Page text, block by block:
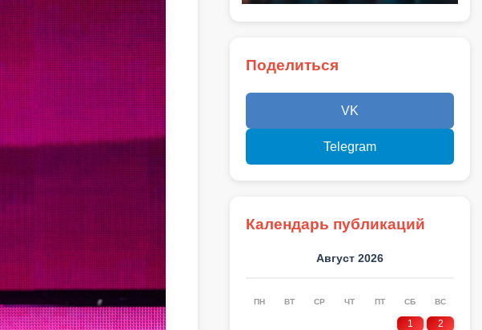
Поделиться
VK
Telegram
Календарь публикаций
Август 2026
ПН ВТ СР ЧТ ПТ СБ ВС
1
2